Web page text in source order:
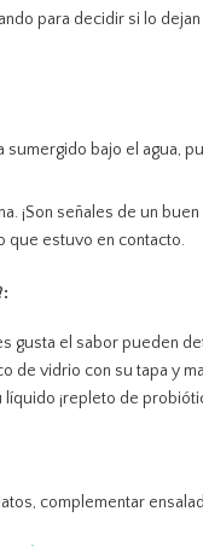
para decidir si lo
sumergido bajo el agua,
¡Son señales de un
que estuvo en contacto.
gusta el sabor pueden
de vidrio con su tapa y
¡repleto de
complementar